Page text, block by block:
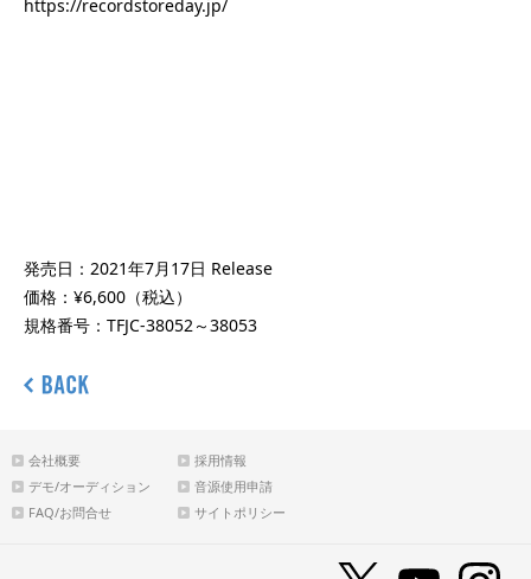
https://recordstoreday.jp/
発売日：2021年7月17日 Release
価格：¥6,600（税込）
規格番号：TFJC-38052～38053
会社概要
採用情報
デモ/オーディション
音源使用申請
FAQ/お問合せ
サイトポリシー